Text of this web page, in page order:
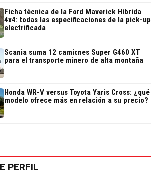
Ficha técnica de la Ford Maverick Híbrida
4x4: todas las especificaciones de la pick-up
electrificada
Scania suma 12 camiones Super G460 XT
para el transporte minero de alta montaña
Honda WR-V versus Toyota Yaris Cross: ¿qué
modelo ofrece más en relación a su precio?
PERFIL